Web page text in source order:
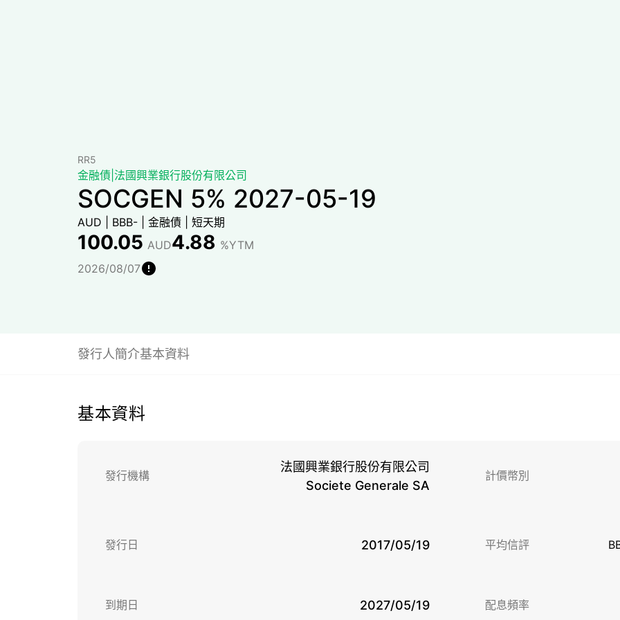
RR5
金融債 法國興業銀行股份有限公司
SOCGEN 5% 2027-05-19
AUD BBB- 金融債 短天期
100.05 AUD
2026/08/07
4.88 %YTM
發行人簡介基本資料
基本資料
發行機構
法國興業銀行股份有限公司
Societe Generale SA
計價幣別
發行日 2017/05/19 平均信評
到期日 2027/05/19 配息頻率